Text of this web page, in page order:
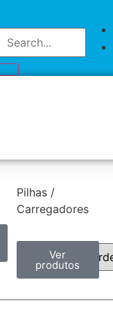
Pilhas /
Carregadores
Ver
produtos